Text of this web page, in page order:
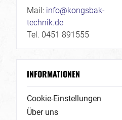
Mail: info@kongsbak-
technik.de
Tel. 0451 891555
INFORMATIONEN
Cookie-Einstellungen
Über uns